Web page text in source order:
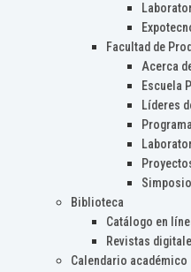
Facultad de
Acerca
Escuela
Líderes
Biblioteca
Catálogo en
Revistas
Calendario académico